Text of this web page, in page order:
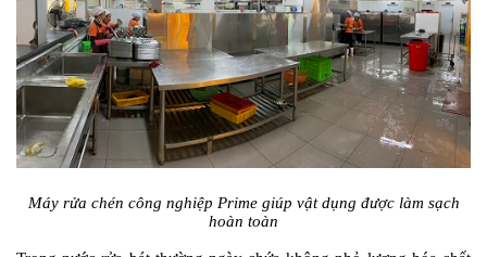
Máy rửa chén công nghiệp Prime giúp vật dụng được làm sạch
hoàn toàn